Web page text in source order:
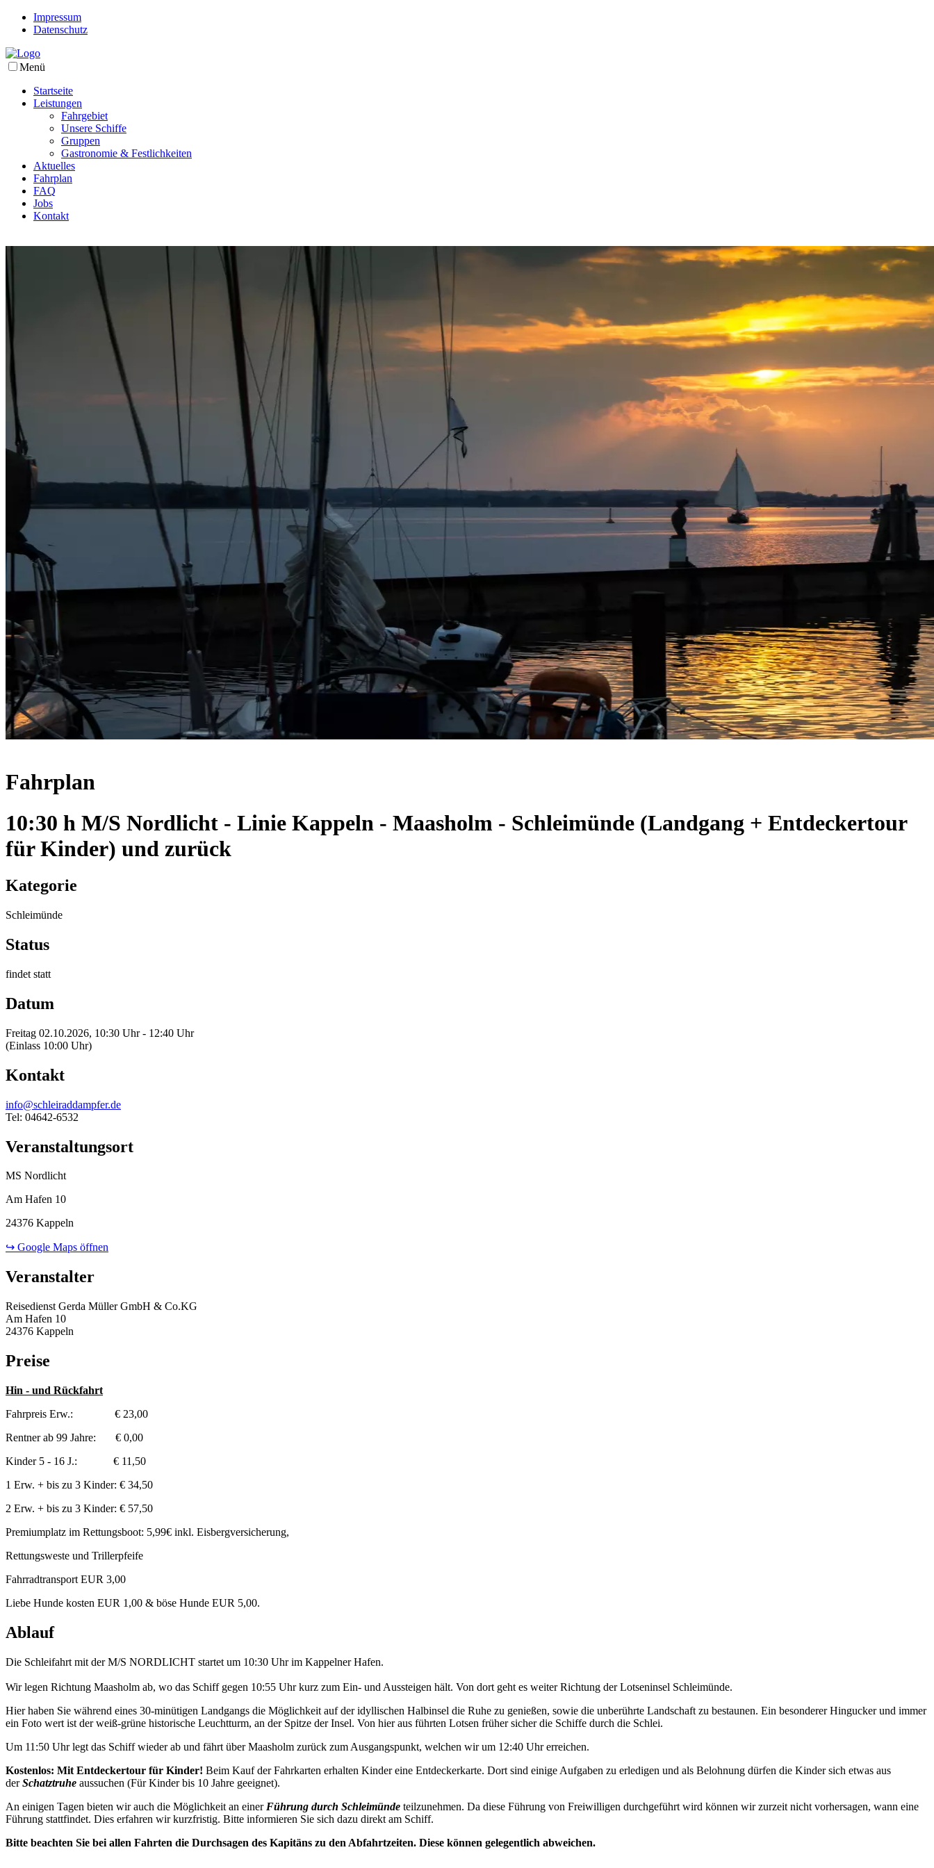
Impressum
Datenschutz
Menü
Startseite
Leistungen
Fahrgebiet
Unsere Schiffe
Gruppen
Gastronomie & Festlichkeiten
Aktuelles
Fahrplan
FAQ
Jobs
Kontakt
Fahrplan
10:30 h M/S Nordlicht - Linie Kappeln - Maasholm - Schleimünde (Landgang + Entdeckertour
für Kinder) und zurück
Kategorie
Schleimünde
Status
findet statt
Datum
Freitag 02.10.2026, 10:30 Uhr - 12:40 Uhr
(Einlass 10:00 Uhr)
Kontakt
info@schleiraddampfer.de
Tel: 04642-6532
Veranstaltungsort
MS Nordlicht
Am Hafen 10
24376 Kappeln
↪ Google Maps öffnen
Veranstalter
Reisedienst Gerda Müller GmbH & Co.KG
Am Hafen 10
24376 Kappeln
Preise
Hin - und Rückfahrt
Fahrpreis Erw.: € 23,00
Rentner ab 99 Jahre: € 0,00
Kinder 5 - 16 J.: € 11,50
1 Erw. + bis zu 3 Kinder: € 34,50
2 Erw. + bis zu 3 Kinder: € 57,50
Premiumplatz im Rettungsboot: 5,99€ inkl. Eisbergversicherung,
Rettungsweste und Trillerpfeife
Fahrradtransport EUR 3,00
Liebe Hunde kosten EUR 1,00 & böse Hunde EUR 5,00.
Ablauf
Die Schleifahrt mit der M/S NORDLICHT startet um 10:30 Uhr im Kappelner Hafen.
Wir legen Richtung Maasholm ab, wo das Schiff gegen 10:55 Uhr kurz zum Ein- und Aussteigen hält. Von dort geht es weiter Richtung der Lotseninsel Schleimünde.
Hier haben Sie während eines 30-minütigen Landgangs die Möglichkeit auf der idyllischen Halbinsel die Ruhe zu genießen, sowie die unberührte Landschaft zu bestaunen. Ein besonderer Hingucker und immer
ein Foto wert ist der weiß-grüne historische Leuchtturm, an der Spitze der Insel. Von hier aus führten Lotsen früher sicher die Schiffe durch die Schlei.
Um 11:50 Uhr legt das Schiff wieder ab und fährt über Maasholm zurück zum Ausgangspunkt, welchen wir um 12:40 Uhr erreichen.
Kostenlos: Mit Entdeckertour für Kinder! Beim Kauf der Fahrkarten erhalten Kinder eine Entdeckerkarte. Dort sind einige Aufgaben zu erledigen und als Belohnung dürfen die Kinder sich etwas aus
derSchatztruhe aussuchen (Für Kinder bis 10 Jahre geeignet).
An einigen Tagen bieten wir auch die Möglichkeit an einer Führung durch Schleimünde teilzunehmen. Da diese Führung von Freiwilligen durchgeführt wird können wir zurzeit nicht vorhersagen, wann eine
Führung stattfindet. Dies erfahren wir kurzfristig. Bitte informieren Sie sich dazu direkt am Schiff.
Bitte beachten Sie bei allen Fahrten die Durchsagen des Kapitäns zu den Abfahrtzeiten. Diese können gelegentlich abweichen.